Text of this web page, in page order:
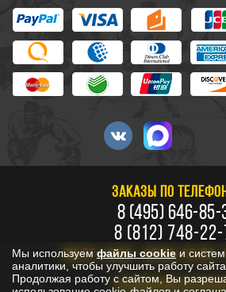
ЗАКАЗЫ ПО
8 (495) 646-85-
8 (812) 748-
ПН-ПТ: 10:00 - 20:00, СБ-ВС:
БЕСПЛАТНО ПО
Мы используем файлы cookie и
аналитики, чтобы улучшить работу сайта.
Продолжая работу с сайтом, Вы